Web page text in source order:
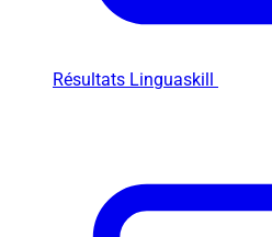
Résultats Linguaskill